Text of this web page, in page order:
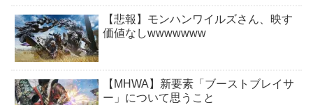
【悲報】モンハンワイルズさん、映す
価値なしwwwwwww
【MHWA】新要素「ブーストブレイサ
ー」について思うこと